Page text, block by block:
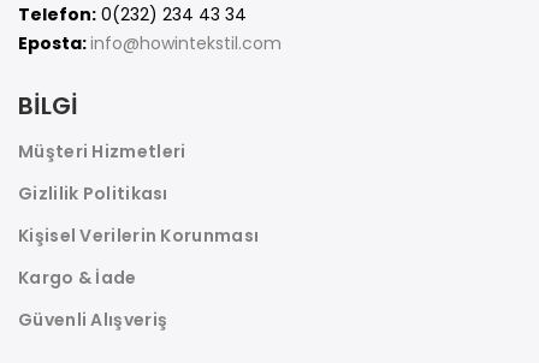
Telefon: 0(232) 234 43 34
Eposta:info@howintekstil.com
BİLGİ
Müşteri Hizmetleri
Gizlilik Politikası
Kişisel Verilerin Korunması
Kargo & İade
Güvenli Alışveriş